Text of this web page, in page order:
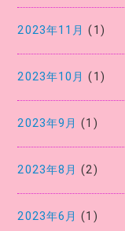
2023年11月 (1)
2023年10月 (1)
2023年9月 (1)
2023年8月 (2)
2023年6月 (1)